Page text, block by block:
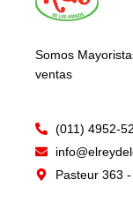
Somos
ventas
(011) 4952-
Pasteur 363